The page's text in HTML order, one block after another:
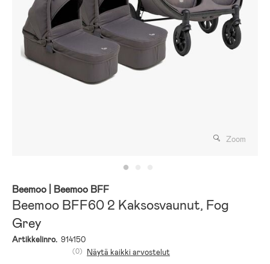
Zoom
Beemoo | Beemoo BFF
Beemoo BFF60 2 Kaksosvaunut, Fog
Grey
Artikkelinro. 914150
(0) Näytä kaikki arvostelut